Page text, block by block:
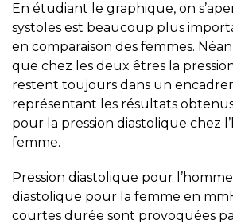
En étudiant le graphique, on
systoles est beaucoup plus
en comparaison des femmes.
que chez les deux êtres la
restent toujours dans un
représentant les résultats
pour la pression diastolique chez
femme.
Pression diastolique pour
diastolique pour la femme en
courtes durée sont provoquées